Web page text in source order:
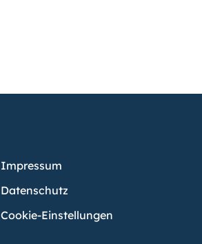
Impressum
Datenschutz
Cookie-Einstellungen